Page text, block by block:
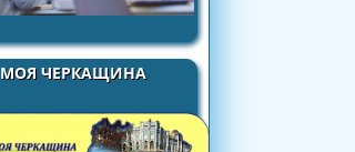
МОЯ ЧЕРКАЩИНА